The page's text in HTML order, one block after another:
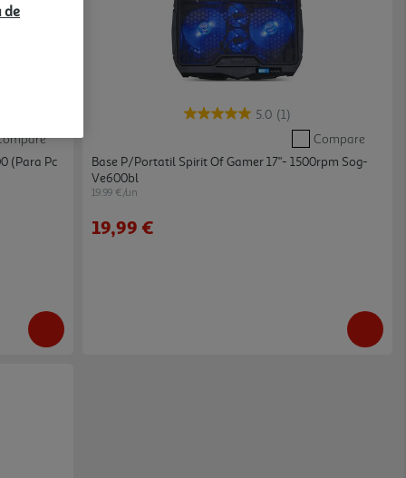
(para Pc
5.0 (1)
Compare
Base P/portatil Spirit Of Gamer 17"- 1500rpm Sog-
Ve600bl
19.99 €/un
19,99 €
de